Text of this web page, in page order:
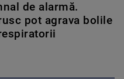
de alarmă.
pot agrava bolile